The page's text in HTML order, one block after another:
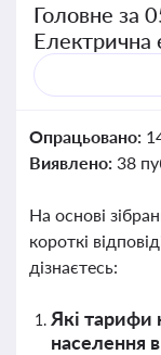
Головне за
Електрична
Опрацьовано:
Виявлено: 38
На основі
короткі
дізнаєтесь:
Які тарифи
населення